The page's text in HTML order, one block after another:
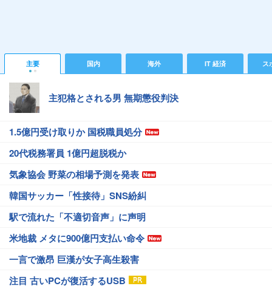
主要 国内 海外 IT 経済 ス
主犯格とされる男 無期懲役判決
1.5億円受け取りか 国税職員処分
20代税務署員 1億円超脱税か
気象協会 野菜の相場予測を発表
韓国サッカー「性接待」SNS紛糾
駅で流れた「不適切音声」に声明
米地裁 メタに900億円支払い命令
一言で激昂 巨漢が女子高生殺害
注目 古いPCが復活するUSB